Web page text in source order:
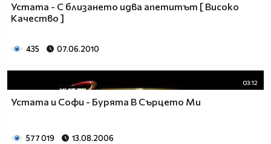
Устата - С близането идва апетитът [ Високо
Качество ]
435 07.06.2010
03:12
Устата и Софи - Бурята В Сърцето Ми
577 019 13.08.2006